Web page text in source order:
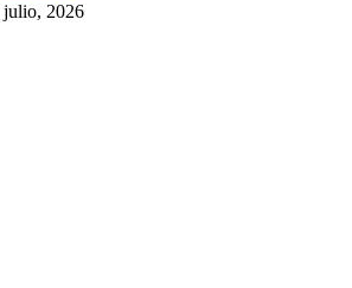
julio, 2026